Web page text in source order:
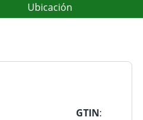
Ubicación
GTIN: